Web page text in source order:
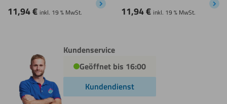
11,94€ inkl. 19 % MwSt. 11,94€ inkl. 19 % MwSt.
Kundenservice
Geöffnet bis 16:00
Kundendienst